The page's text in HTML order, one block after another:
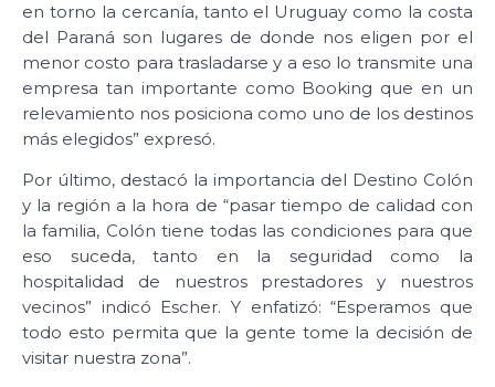
en torno la cercanía, tanto el Uruguay como la costa
del Paraná son lugares de donde nos eligen por el
menor costo para trasladarse y a eso lo transmite una
empresa tan importante como Booking que en un
relevamiento nos posiciona como uno de los destinos
más elegidos” expresó.
Por último, destacó la importancia del Destino Colón
y la región a la hora de “pasar tiempo de calidad con
la familia, Colón tiene todas las condiciones para que
eso suceda, tanto en la seguridad como la
hospitalidad de nuestros prestadores y nuestros
vecinos” indicó Escher. Y enfatizó: “Esperamos que
todo esto permita que la gente tome la decisión de
visitar nuestra zona”.